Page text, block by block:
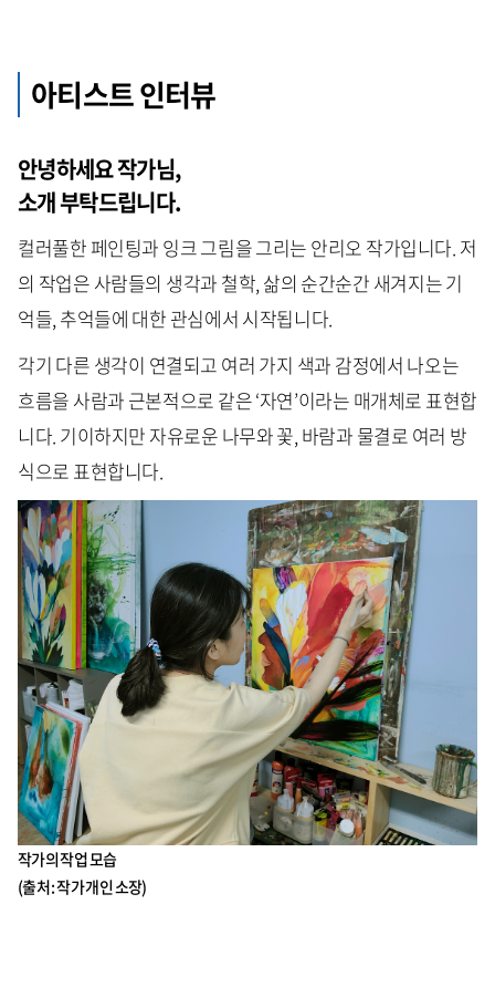
아티스트 인터뷰
안녕하세요 작가님,
소개 부탁드립니다.
컬러풀한 페인팅과 잉크 그림을 그리는 안리오 작가입니다. 저
의 작업은 사람들의 생각과 철학, 삶의 순간순간 새겨지는 기
억들, 추억들에 대한 관심에서 시작됩니다.
각기 다른 생각이 연결되고 여러 가지 색과 감정에서 나오는
흐름을 사람과 근본적으로 같은 ‘자연’이라는 매개체로 표현합
니다. 기이하지만 자유로운 나무와 꽃, 바람과 물결로 여러 방
식으로 표현합니다.
작가의 작업 모습
(출처 : 작가 개인 소장)